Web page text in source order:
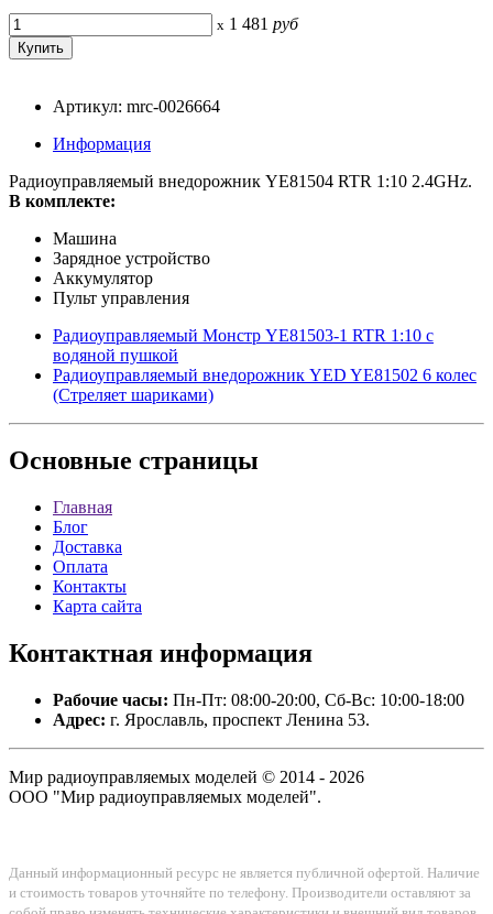
x 1 481 руб
Артикул: mrc-0026664
Информация
Радиоуправляемый внедорожник YE81504 RTR 1:10 2.4GHz.
В комплекте:
Машина
Зарядное устройство
Аккумулятор
Пульт управления
Радиоуправляемый Монстр YE81503-1 RTR 1:10 с
водяной пушкой
Радиоуправляемый внедорожник YED YE81502 6 колес
(Стреляет шариками)
Основные страницы
Главная
Блог
Доставка
Оплата
Контакты
Карта сайта
Контактная информация
Рабочие часы: Пн-Пт: 08:00-20:00, Сб-Вс: 10:00-18:00
Адрес: г. Ярославль, проспект Ленина 53.
Мир радиоуправляемых моделей © 2014 - 2026
ООО "Мир радиоуправляемых моделей".
Данный информационный ресурс не является публичной офертой. Наличие
и стоимость товаров уточняйте по телефону. Производители оставляют за